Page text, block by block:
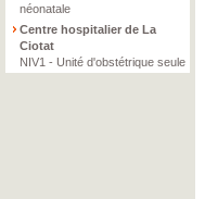
néonatale
Centre hospitalier de La
Ciotat
NIV1 - Unité d'obstétrique seule